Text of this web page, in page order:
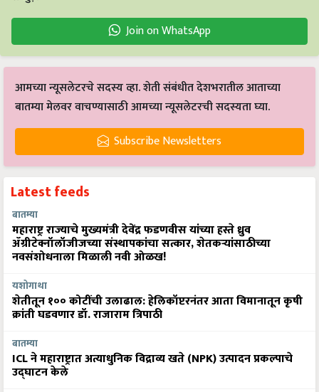
Join on WhatsApp
आमच्या न्यूसलेटरचे सदस्य व्हा. शेती संबंधीत देशभरातील आताच्या
बातम्या मेलवर वाचण्यासाठी आमच्या न्यूसलेटरची सदस्यता घ्या.
Subscribe Newsletters
Latest feeds
बातम्या
महाराष्ट्र राज्याचे मुख्यमंत्री देवेंद्र फडणवीस यांच्या हस्ते ध्रुव
ॲग्रीटेक्नॉलॉजीजच्या संस्थापकांचा सत्कार, शेतकऱ्यांसाठीच्या
नवसंशोधनाला मिळाली नवी ओळख!
यशोगाथा
शेतीतून १०० कोटींची उलाढाल: हेलिकॉप्टरनंतर आता विमानातून कृषी
क्रांती घडवणार डॉ. राजाराम त्रिपाठी
बातम्या
ICL ने महाराष्ट्रात अत्याधुनिक विद्राव्य खते (NPK) उत्पादन प्रकल्पाचे
उद्घाटन केले